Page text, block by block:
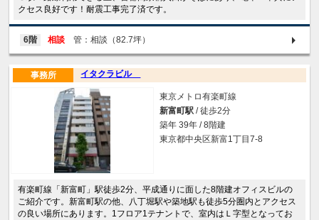
クセス良好です！耐震工事完了済です。
6階 相談 管：相談（82.7坪）
イタクラビル
事務所
東京メトロ有楽町線
新富町駅 / 徒歩2分
築年 39年 / 8階建
東京都中央区新富1丁目7-8
有楽町線「新富町」駅徒歩2分、平成通りに面した8階建オフィスビルの
ご紹介です。新富町駅の他、八丁堀駅や築地駅も徒歩5分圏内とアクセス
の良い場所にあります。1フロア1テナントで、室内はＬ字型となってお